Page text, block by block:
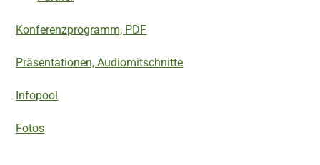
Konferenzprogramm, PDF
Präsentationen, Audiomitschnitte
Infopool
Fotos